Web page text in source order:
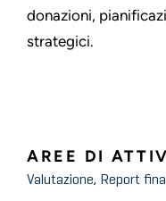
donazioni,
strategici.
AREE DI
Valutazione, Report